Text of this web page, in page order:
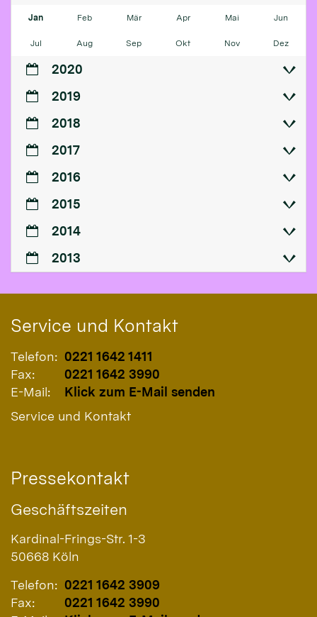
Jan Feb Mär Apr Mai Jun
Jul Aug Sep Okt Nov Dez
2020
2019
2018
2017
2016
2015
2014
2013
Service und Kontakt
Telefon: 0221 1642 1411
Fax:
0221 1642 3990
E-Mail:
Klick zum E-Mail senden
Service und Kontakt
Pressekontakt
Geschäftszeiten
Kardinal-Frings-Str. 1-3
50668 Köln
Telefon: 0221 1642 3909
Fax:
0221 1642 3990